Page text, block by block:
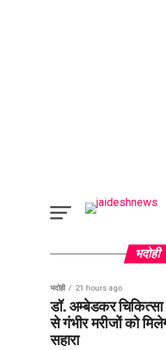
भदोही
भदोही 21 hours ago
डॉ. अम्बेडकर
से गंभीर मरीजों को
सहारा